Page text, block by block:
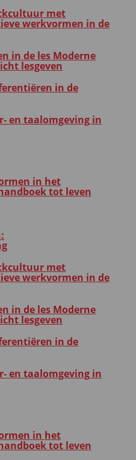
met
werkvormen in de
in de les Moderne
lesgeven
in de
en taalomgeving in
in het
tot leven
met
werkvormen in de
in de les Moderne
lesgeven
in de
en taalomgeving in
in het
tot leven